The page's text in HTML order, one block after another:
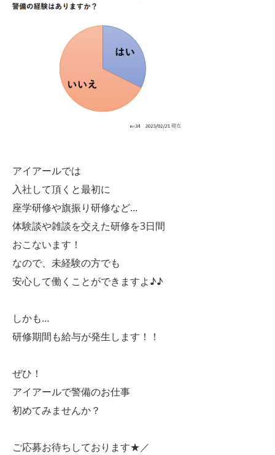
アイアールでは
入社して頂くと最初に
座学研修や旗振り研修など...
体験談や雑談を交えた研修を3日間
おこないます！
なので、未経験の方でも
安心して働くことができますよ♪♪
しかも…
研修期間も給与が発生します！！
ぜひ！
アイアールで警備のお仕事
初めてみませんか？
ご応募お待ちしております★／